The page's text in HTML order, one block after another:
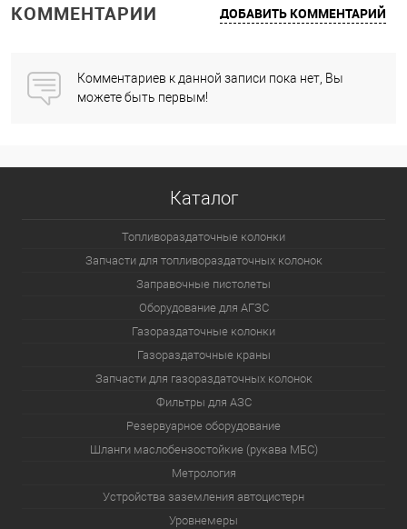
КОММЕНТАРИИ ДОБАВИТЬ КОММЕНТАРИЙ
Комментариев к данной записи пока нет, Вы
можете быть первым!
Каталог
Топливораздаточные колонки
Запчасти для топливораздаточных колонок
Заправочные пистолеты
Оборудование для АГЗС
Газораздаточные колонки
Газораздаточные краны
Запчасти для газораздаточных колонок
Фильтры для АЗС
Резервуарное оборудование
Шланги маслобензостойкие (рукава МБС)
Метрология
Устройства заземления автоцистерн
Уровнемеры